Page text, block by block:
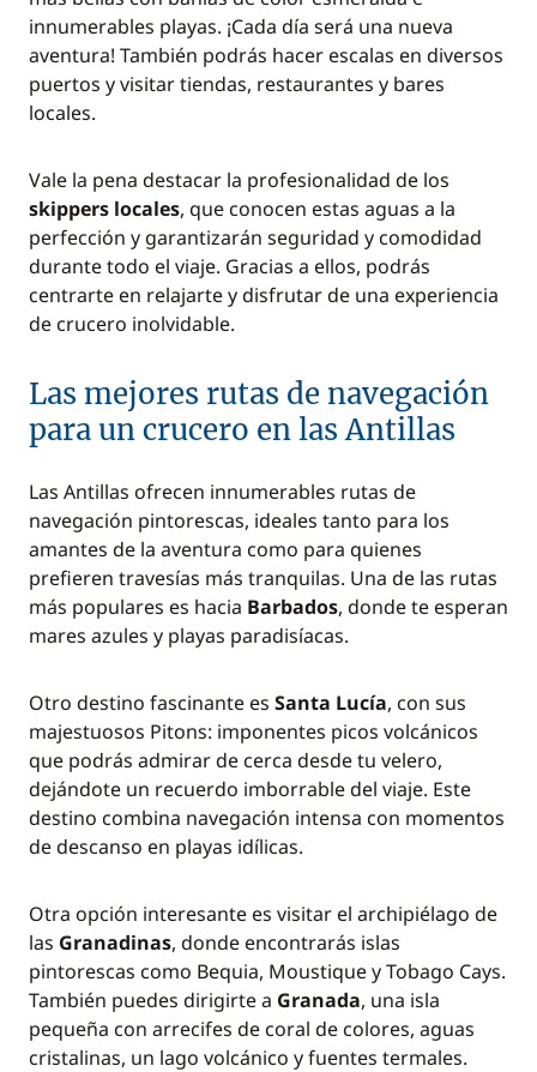
innumerables playas. ¡Cada día será una nueva
aventura! También podrás hacer escalas en diversos
puertos y visitar tiendas, restaurantes y bares
locales.
Vale la pena destacar la profesionalidad de los
skippers locales, que conocen estas aguas a la
perfección y garantizarán seguridad y comodidad
durante todo el viaje. Gracias a ellos, podrás
centrarte en relajarte y disfrutar de una experiencia
de crucero inolvidable.
Las mejores rutas de navegación
para un crucero en las Antillas
Las Antillas ofrecen innumerables rutas de
navegación pintorescas, ideales tanto para los
amantes de la aventura como para quienes
prefieren travesías más tranquilas. Una de las rutas
más populares es hacia Barbados, donde te esperan
mares azules y playas paradisíacas.
Otro destino fascinante es Santa Lucía, con sus
majestuosos Pitons: imponentes picos volcánicos
que podrás admirar de cerca desde tu velero,
dejándote un recuerdo imborrable del viaje. Este
destino combina navegación intensa con momentos
de descanso en playas idílicas.
Otra opción interesante es visitar el archipiélago de
las Granadinas, donde encontrarás islas
pintorescas como Bequia, Moustique y Tobago Cays.
También puedes dirigirte a Granada, una isla
pequeña con arrecifes de coral de colores, aguas
cristalinas, un lago volcánico y fuentes termales.